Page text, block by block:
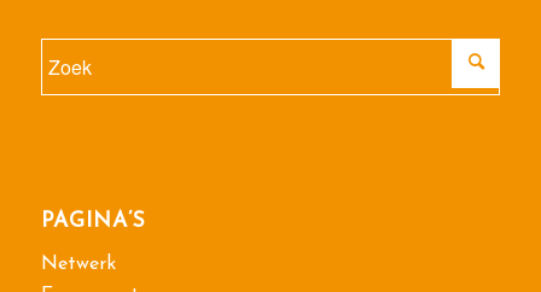
PAGINA’S
Netwerk